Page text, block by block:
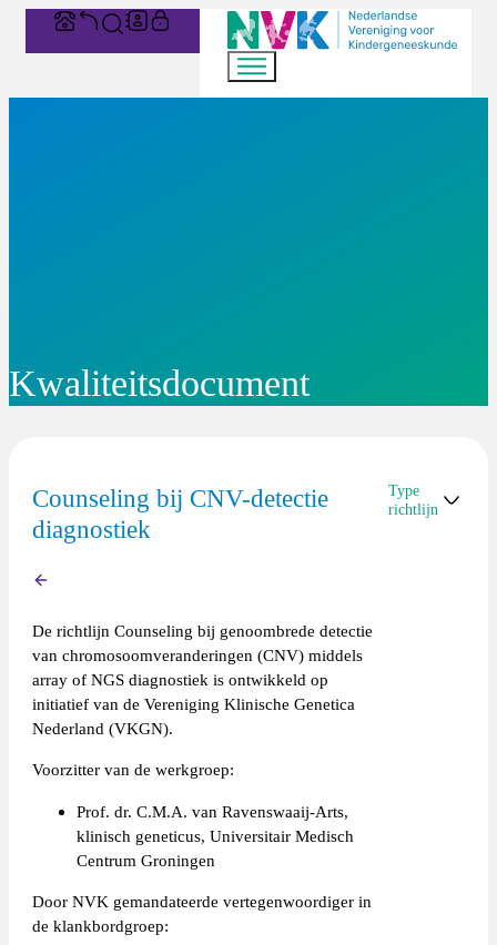
Kwaliteitsdocument
Counseling bij CNV-detectie
diagnostiek
De richtlijn Counseling bij genoombrede detectie
van chromosoomveranderingen (CNV) middels
array of NGS diagnostiek is ontwikkeld op
initiatief van de Vereniging Klinische Genetica
Nederland (VKGN).
Voorzitter van de werkgroep:
Prof. dr. C.M.A. van Ravenswaaij-Arts,
klinisch geneticus, Universitair Medisch
Centrum Groningen
Door NVK gemandateerde vertegenwoordiger in
de klankbordgroep:
Type
richtlijn